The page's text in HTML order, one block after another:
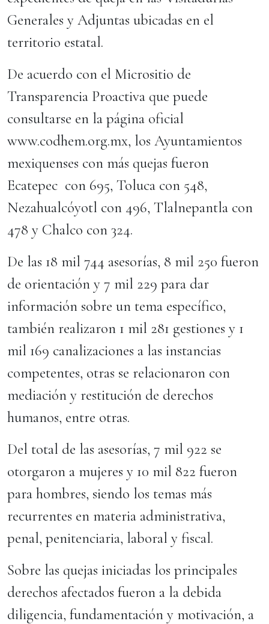
Generales y Adjuntas ubicadas en el
territorio estatal.
De acuerdo con el Micrositio de
Transparencia Proactiva que puede
consultarse en la página oficial
www.codhem.org.mx, los Ayuntamientos
mexiquenses con más quejas fueron
Ecatepec con 695, Toluca con 548,
Nezahualcóyotl con 496, Tlalnepantla con
478 y Chalco con 324.
De las 18 mil 744 asesorías, 8 mil 250 fueron
de orientación y 7 mil 229 para dar
información sobre un tema específico,
también realizaron 1 mil 281 gestiones y 1
mil 169 canalizaciones a las instancias
competentes, otras se relacionaron con
mediación y restitución de derechos
humanos, entre otras.
Del total de las asesorías, 7 mil 922 se
otorgaron a mujeres y 10 mil 822 fueron
para hombres, siendo los temas más
recurrentes en materia administrativa,
penal, penitenciaria, laboral y fiscal.
Sobre las quejas iniciadas los principales
derechos afectados fueron a la debida
diligencia, fundamentación y motivación, a